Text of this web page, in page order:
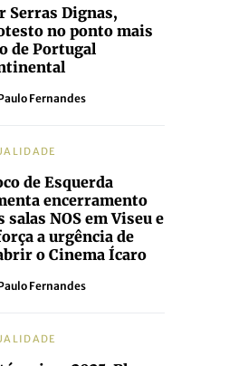
Serras Dignas,
no ponto mais
de Portugal
Fernandes
de Esquerda
encerramento
salas NOS em Viseu e
a urgência de
o Cinema Ícaro
Fernandes